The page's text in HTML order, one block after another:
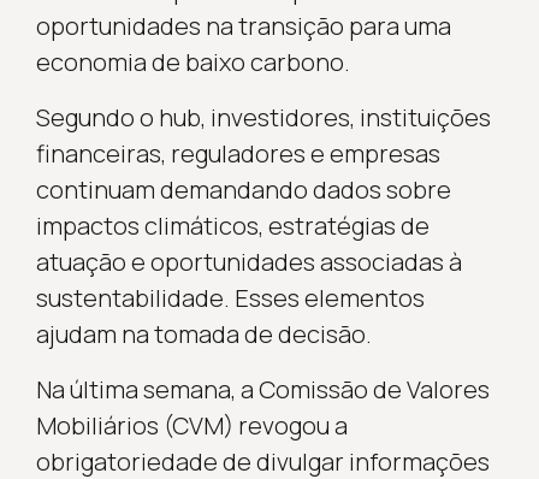
oportunidades na transição para uma
economia de baixo carbono.
Segundo o hub, investidores, instituições
financeiras, reguladores e empresas
continuam demandando dados sobre
impactos climáticos, estratégias de
atuação e oportunidades associadas à
sustentabilidade. Esses elementos
ajudam na tomada de decisão.
Na última semana, a Comissão de Valores
Mobiliários (CVM) revogou a
obrigatoriedade de divulgar informações